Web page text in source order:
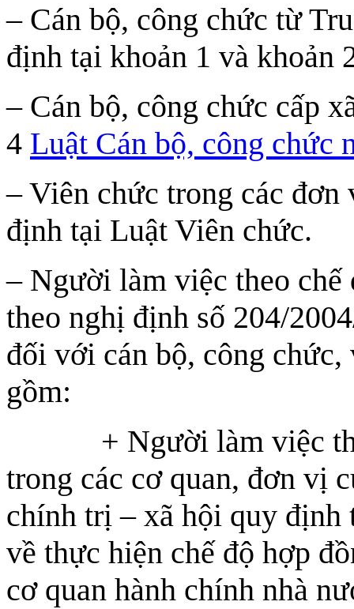
– Cán bộ, công chức từ
định tại khoản 1 và khoản
– Cán bộ, công chức cấp
4 Luật Cán bộ, công chức
– Viên chức trong các
định tại Luật Viên chức.
– Người làm việc theo
theo nghị định số 204/
đối với cán bộ, công
gồm:
+ Người làm việc theo
trong các cơ quan, đơn vị
chính trị – xã hội quy
về thực hiện chế độ hợp
cơ quan hành chính nhà